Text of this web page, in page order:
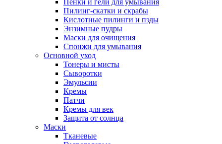
Пилинг-скатки и скрабы
Кислотные пилинги и пэды
Энзимные пудры
Маски для очищения
Спонжи для умывания
Основной уход
Тонеры и мисты
Сыворотки
Эмульсии
Кремы
Патчи
Кремы для век
Защита от солнца
Маски
Тканевые